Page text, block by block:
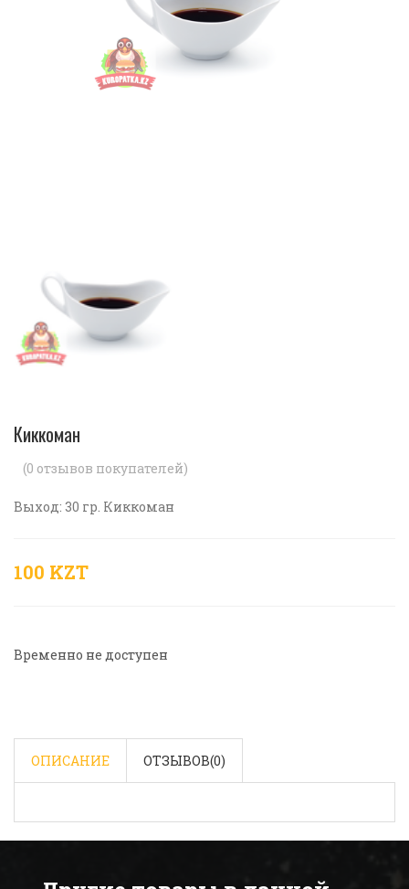
Киккоман
(0 отзывов покупателей)
Выход: 30 гр. Киккоман
100 KZT
Временно не доступен
ОПИСАНИЕ ОТЗЫВОВ(0)